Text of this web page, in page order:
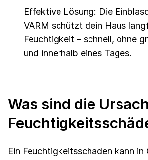
Effektive Lösung: Die
VARM schützt dein Haus
Feuchtigkeit – schnell, ohne
und innerhalb eines Tages.
Was sind die
Ein Feuchtigkeitsschaden kann in